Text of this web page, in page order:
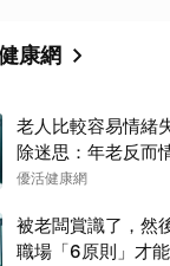
康網
老人比較容易情緒
除迷思：年老反而
優活健康網
被老闆賞識了，然
職場「6原則」才